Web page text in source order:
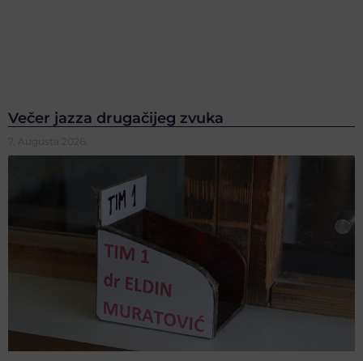
Večer jazza drugačijeg zvuka
7. Augusta 2026.